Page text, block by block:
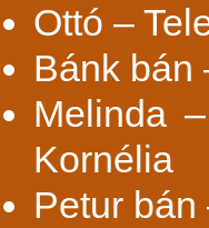
Ottó –
Bánk bán
Melinda
Kornélia
Petur